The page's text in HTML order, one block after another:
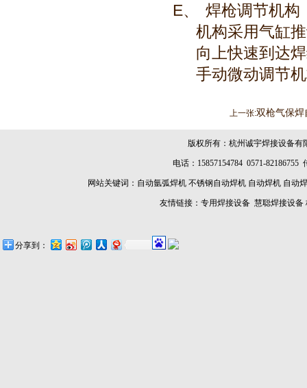
E、
焊枪调节机构
机构采用气缸
向上快速到达
手动微动调节
上一张:双枪气保焊
版权所有：杭州诚宇焊接设备
电话：15857154784 0571-
网站关键词： 自动氩弧焊机 不锈钢自动焊机 自动焊机 自动
友情链接：专用焊接设备 慧聪焊接设备
分享到：